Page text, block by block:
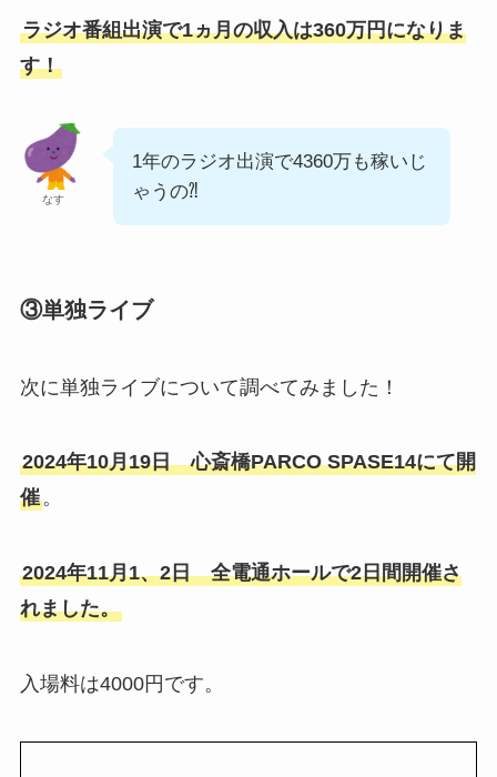
ラジオ番組出演で1ヵ月の収入は360万円になりま
す！
なす
1年のラジオ出演で4360万も稼いじ
ゃうの⁈
③単独ライブ
次に単独ライブについて調べてみました！
2024年10月19日 心斎橋PARCO SPASE14にて開
催。
2024年11月1、2日 全電通ホールで2日間開催さ
れました。
入場料は4000円です。